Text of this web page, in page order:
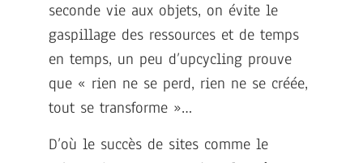
seconde vie aux objets, on évite le
gaspillage des ressources et de temps
en temps, un peu d’upcycling prouve
que « rien ne se perd, rien ne se créée,
tout se transforme »…
D’où le succès de sites comme le